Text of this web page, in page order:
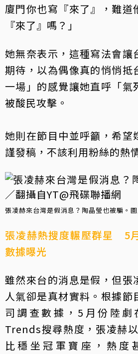
廈門你也寫『來了』，難道
『來了』嗎？」
她無奈表示，這種寫法會讓
期待，以為偶像真的悄悄抵
一場」的感覺讓她直呼「氣
被酸民攻擊。
她則在節目中並呼籲，希望
謹發稿，不該利用粉絲的熱
張凌赫來台灣是假消息？陶晶瑩也被騙。
張凌赫熱搜度輾壓群星 5
數據曝光
雖然來台的消息是假，但張
人氣卻是真材實料。根據節
司調查數據，5月份陸劇
Trends搜尋熱度，張凌赫
比穩坐冠軍寶座，熱度